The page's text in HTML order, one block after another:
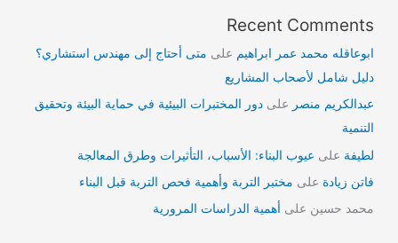
Recent Comments
ابوعاقله محمد عمر ابراهيم على متى أحتاج إلى مهندس استشاري؟
دليل شامل لأصحاب المشاريع
عبدالكريم منصر علىدور المختبرات البيئية في حماية البيئة وتحقيق
التنمية
لطيفة على عيوب البناء: الأسباب، التأثيرات وطرق المعالجة
فاتن زيادة على مختبر التربة وأهمية فحص التربة قبل البناء
محمد حسين على أهمية الدراسات المرورية